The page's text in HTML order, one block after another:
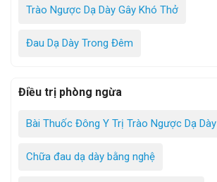
Trào Ngược Dạ Dày Gây Khó Thở
Đau Dạ Dày Trong Đêm
Điều trị phòng ngừa
Bài Thuốc Đông Y Trị Trào Ngược Dạ Dày
Chữa đau dạ dày bằng nghệ